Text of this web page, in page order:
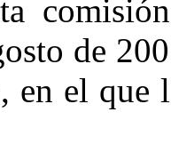
de
en el que